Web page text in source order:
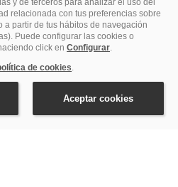
Generales de Contratación
© Copyright Veturis Travel S.A.
nº I-AV0000879.4 Tel: +34